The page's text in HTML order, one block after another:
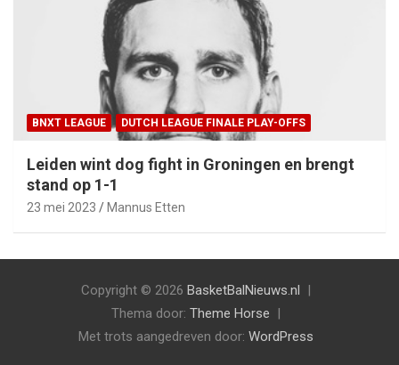
BNXT LEAGUE DUTCH LEAGUE FINALE PLAY-OFFS
Leiden wint dog fight in Groningen en brengt
stand op 1-1
23 mei 2023 Mannus Etten
Copyright © 2026 BasketBalNieuws.nl
Thema door: Theme Horse
Met trots aangedreven door: WordPress